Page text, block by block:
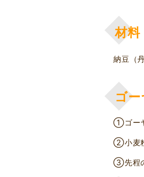
材料
納豆（
ゴ
①ゴー
②小麦
③先程